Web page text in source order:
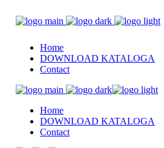
Home
DOWNLOAD KATALOGA
Contact
Home
DOWNLOAD KATALOGA
Contact